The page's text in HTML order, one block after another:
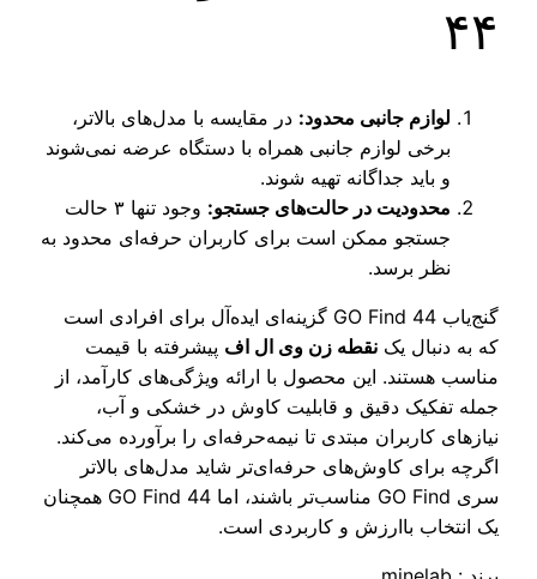
۴۴
لوازم جانبی محدود:در مقایسه با مدل‌های بالاتر،
برخی لوازم جانبی همراه با دستگاه عرضه نمی‌شوند
و باید جداگانه تهیه شوند.
محدودیت در حالت‌های جستجو:
وجود تنها ۳ حالت
جستجو ممکن است برای کاربران حرفه‌ای محدود به
نظر برسد.
گنج‌یاب GO Find 44 گزینه‌ای ایده‌آل برای افرادی است
که به دنبال یکنقطه زن وی ال اف پیشرفته با قیمت
مناسب هستند. این محصول با ارائه ویژگی‌های کارآمد، از
جمله تفکیک دقیق و قابلیت کاوش در خشکی و آب،
نیازهای کاربران مبتدی تا نیمه‌حرفه‌ای را برآورده می‌کند.
اگرچه برای کاوش‌های حرفه‌ای‌تر شاید مدل‌های بالاتر
سری GO Find مناسب‌تر باشند، اما GO Find 44 همچنان
یک انتخاب باارزش و کاربردی است.